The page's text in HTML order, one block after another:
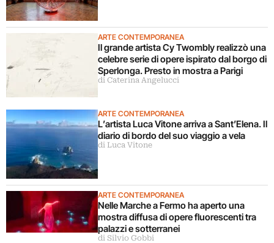
ARTE CONTEMPORANEA
Il grande artista Cy Twombly realizzò una
celebre serie di opere ispirato dal borgo di
Sperlonga. Presto in mostra a Parigi
di Caterina Angelucci
ARTE CONTEMPORANEA
L’artista Luca Vitone arriva a Sant’Elena. Il
diario di bordo del suo viaggio a vela
di Luca Vitone
ARTE CONTEMPORANEA
Nelle Marche a Fermo ha aperto una
mostra diffusa di opere fluorescenti tra
palazzi e sotterranei
di Silvio Gobbi